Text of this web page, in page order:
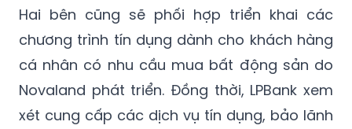
Hai bên cũng sẽ phối hợp triển khai các
chương trình tín dụng dành cho khách hàng
cá nhân có nhu cầu mua bất động sản do
Novaland phát triển. Đồng thời, LPBank xem
xét cung cấp các dịch vụ tín dụng, bảo lãnh